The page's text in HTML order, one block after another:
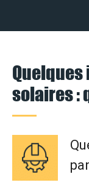
solaires :